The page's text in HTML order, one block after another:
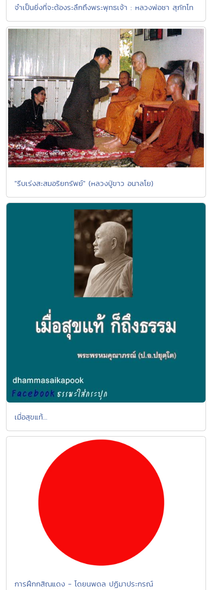
จำเป็นยิ่งที่จะต้องระลึกถึงพระพุทธเจ้า : หลวงพ่อชา สุภัทโท
"รีบเร่งสะสมอริยทรัพย์" (หลวงปู่ขาว อนาลโย)
เมื่อสุขแท้...
การฝึกกสิณแดง - โดยนพดล ปฏิมาประกรณ์